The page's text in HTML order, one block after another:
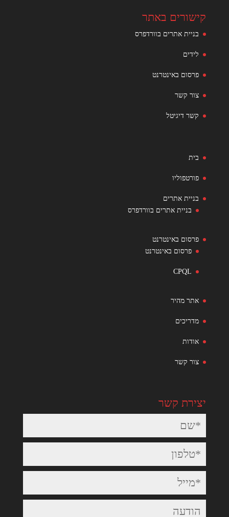
קישורים באתר
בניית אתרים בוורדפרס
לידים
פרסום באינטרנט
צור קשר
קשר דיגיטל
בית
פורטפוליו
בניית אתרים
בניית אתרים בוורדפרס
פרסום באינטרנט
פרסום באינטרנט
CPQL
אתר מהיר
מדריכים
אודות
צור קשר
יצירת קשר